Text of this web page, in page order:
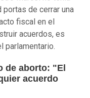
portas de cerrar una
fiscal en el
acuerdos, es
parlamentario.
de aborto: "El
acuerdo